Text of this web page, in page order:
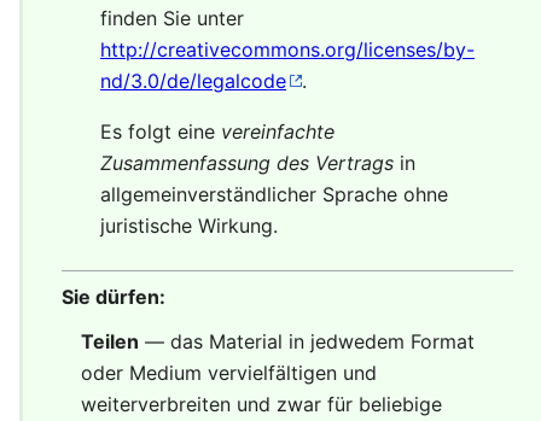
finden Sie unter
http://creativecommons.org/licenses/by-
nd/3.0/de/legalcode
.
Es folgt eine vereinfachte
Zusammenfassung des Vertrags in
allgemeinverständlicher Sprache ohne
juristische Wirkung.
Sie dürfen:
Teilen — das Material in jedwedem Format
oder Medium vervielfältigen und
weiterverbreiten und zwar für beliebige